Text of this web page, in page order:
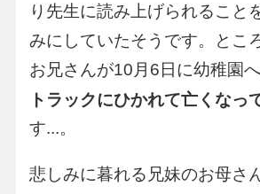
り先生に読み上げられること
みにしていたそうです。とこ
お兄さんが10月6日に幼稚園へ
トラックにひかれて亡くなっ
す...。
悲しみに暮れる兄妹のお母さ